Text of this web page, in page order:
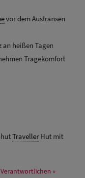
vor dem Ausfransen
an heißen Tagen
Tragekomfort
Traveller Hut mit
»